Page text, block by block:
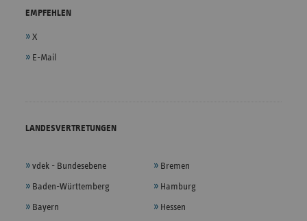
EMPFEHLEN
X
E-Mail
LANDESVERTRETUNGEN
vdek - Bundesebene
Baden-Württemberg
Bayern
Bremen
Hamburg
Hessen